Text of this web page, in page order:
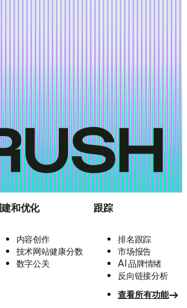
和优化
内容创作
技术网站健康分数
数字公关
跟踪
排名跟踪
市场报告
AI 品牌情绪
反向链接分析
查看所有功能